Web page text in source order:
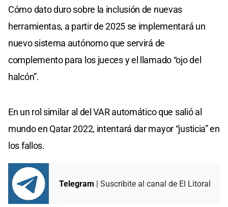
Cómo dato duro sobre la inclusión de nuevas
herramientas, a partir de 2025 se implementará un
nuevo sistema autónomo que servirá de
complemento para los jueces y el llamado “ojo del
halcón”.
En un rol similar al del VAR automático que salió al
mundo en Qatar 2022, intentará dar mayor “justicia” en
los fallos.
Telegram | Suscribite al canal de El Litoral